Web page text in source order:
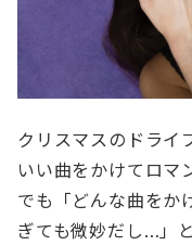
クリスマスのドライ
いい曲をかけてロマ
でも「どんな曲をか
ぎても微妙だし…」